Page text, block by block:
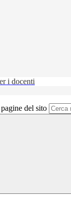
i docenti
del sito